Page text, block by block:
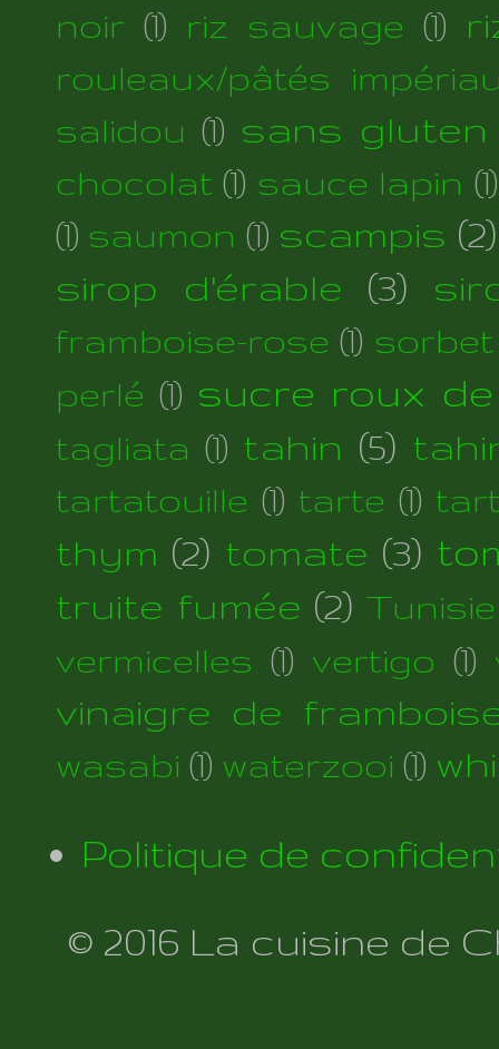
noir (1) riz sauvage (1)
rouleaux/pâtés
salidou (1) sans gluten
chocolat (1) sauce lapin (1)
(1) saumon (1) scampis (2)
sirop d'érable
(3)
framboise-rose (1)
perlé (1) sucre roux
tagliata (1) tahin (5)
tartatouille (1) tarte (1)
thym (2) tomate (3)
truite fumée (2) Tunisie
vermicelles (1) vertigo (1)
vinaigre de
wasabi (1) waterzooi (1)
Politique de
© 2016 La cuisine de